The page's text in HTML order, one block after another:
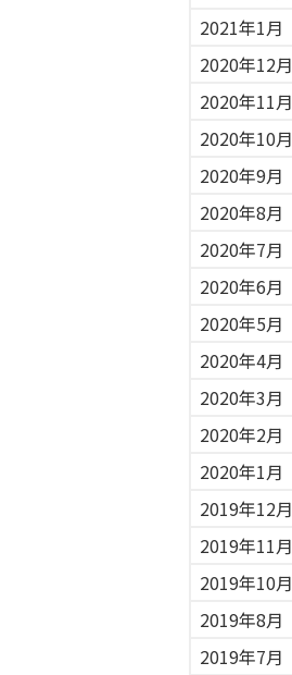
2021年1月
2020年12月
2020年11月
2020年10月
2020年9月
2020年8月
2020年7月
2020年6月
2020年5月
2020年4月
2020年3月
2020年2月
2020年1月
2019年12月
2019年11月
2019年10月
2019年8月
2019年7月